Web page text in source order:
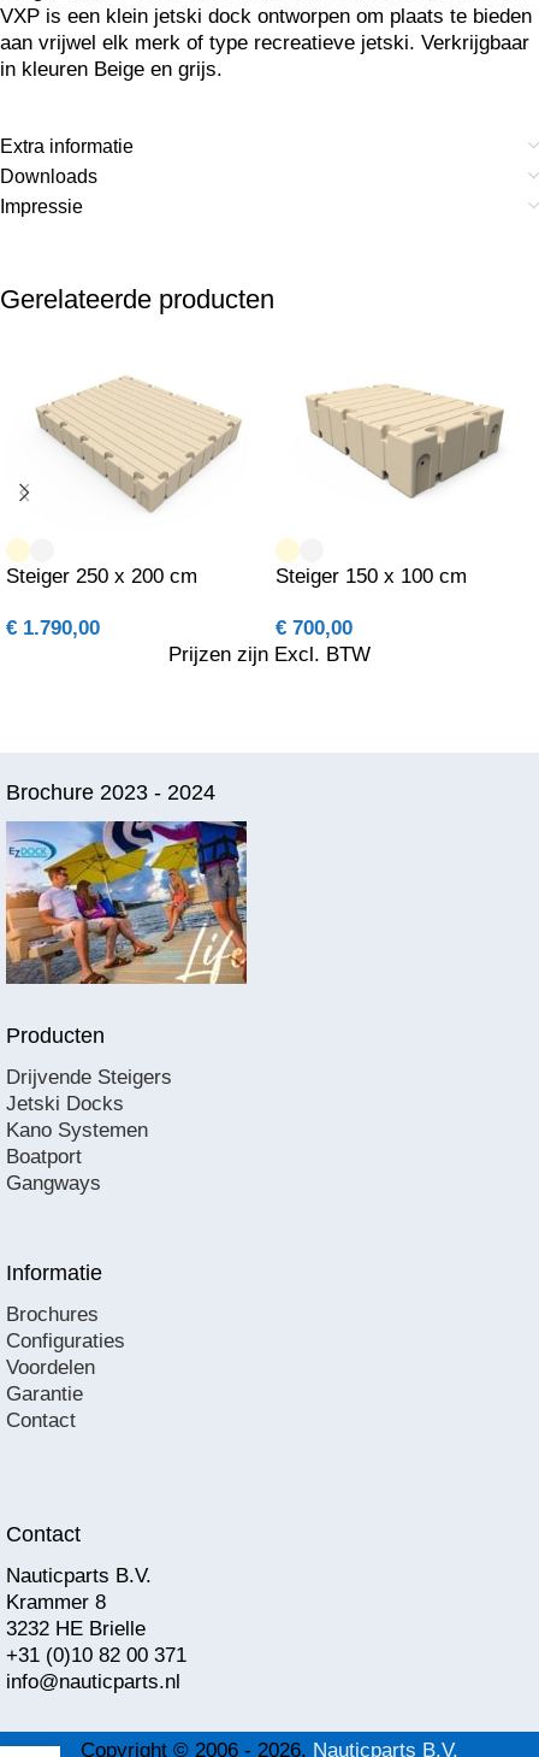
VXP is een klein jetski dock ontworpen om plaats te bieden
aan vrijwel elk merk of type recreatieve jetski. Verkrijgbaar
in kleuren Beige en grijs.
Extra informatie
Downloads
Impressie
Gerelateerde producten
Steiger 250 x 200 cm
€ 1.790,00
Steiger 150 x 100 cm
€ 700,00
Prijzen zijn Excl. BTW
Brochure 2023 - 2024
Producten
Drijvende Steigers
Jetski Docks
Kano Systemen
Boatport
Gangways
Informatie
Brochures
Configuraties
Voordelen
Garantie
Contact
Contact
Nauticparts B.V.
Krammer 8
3232 HE Brielle
+31 (0)10 82 00 371
info@nauticparts.nl
Copyright © 2006 - 2026, Nauticparts B.V.